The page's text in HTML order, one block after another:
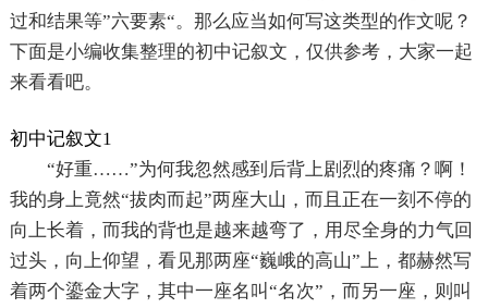
过和结果等”六要素“。那么应当如何写这类型的作文呢？
下面是小编收集整理的初中记叙文，仅供参考，大家一起
来看看吧。
初中记叙文1
“好重……”为何我忽然感到后背上剧烈的疼痛？啊！
我的身上竟然“拔肉而起”两座大山，而且正在一刻不停的
向上长着，而我的背也是越来越弯了，用尽全身的力气回
过头，向上仰望，看见那两座“巍峨的高山”上，都赫然写
着两个鎏金大字，其中一座名叫“名次”，而另一座，则叫